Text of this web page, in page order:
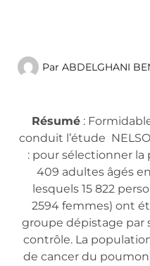
Par ABDELGHANI
Résumé:
conduit l’étude
: pour sélectionner la
409 adultes âgés
lesquels 15 822
2594 femmes) ont
groupe dépistage par
contrôle. La
de cancer du